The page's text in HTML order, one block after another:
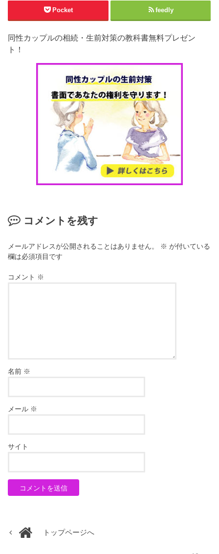
Pocket feedly
同性カップルの相続・生前対策の教科書無料プレゼン
ト！
コメントを残す
メールアドレスが公開されることはありません。 ※ が付いている
欄は必須項目です
コメント ※
名前 ※
メール ※
サイト
トップページへ